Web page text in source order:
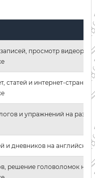
просмотр
статей и интернет-страниц
и упражнений на
и дневников на английском
решение головоломок на